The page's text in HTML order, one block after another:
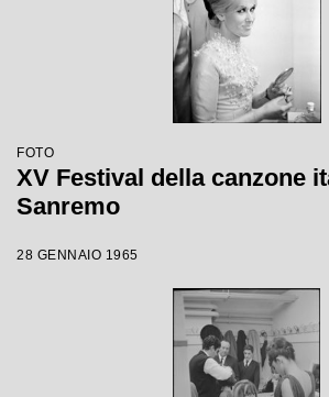
FOTO
XV Festival della canzone
Sanremo
28 GENNAIO 1965